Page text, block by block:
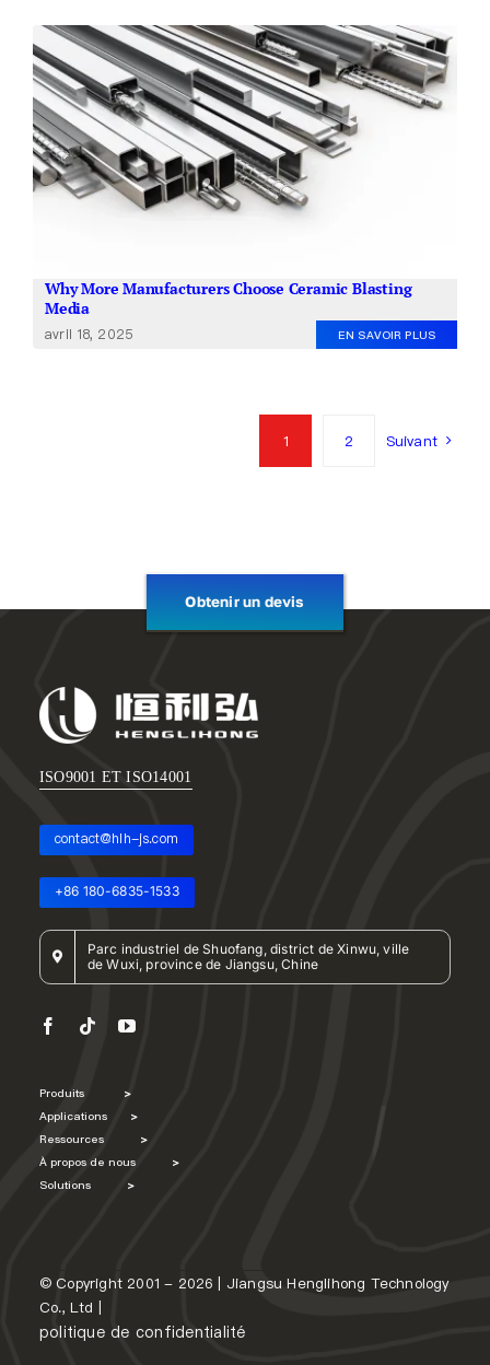
Why More Manufacturers Choose Ceramic Blasting
Media
avril 18, 2025 EN SAVOIR PLUS
1 2 Suivant
Obtenir un devis
ISO9001 ET ISO14001
contact@hlh-js.com
+86 180-6835-1533
Parc industriel de Shuofang, district de Xinwu, ville
de Wuxi, province de Jiangsu, Chine
Produits >
Applications >
Ressources >
À propos de nous >
Solutions >
© Copyright 2001 - 2026 | Jiangsu Henglihong Technology
Co., Ltd |
politique de confidentialité